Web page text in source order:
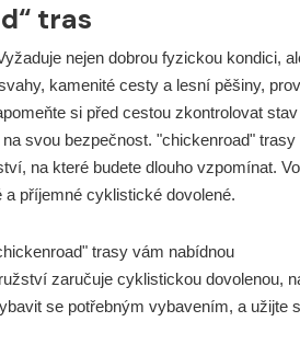
tras
nejen dobrou fyzickou kondici,
kamenité cesty a lesní pěšiny,
si před cestou zkontrolovat stav
svou bezpečnost. "chickenroad" trasy
na které budete dlouho vzpomínat.
příjemné cyklistické dovolené.
trasy vám nabídnou
zaručuje cyklistickou dovolenou,
se potřebným vybavením, a užijte